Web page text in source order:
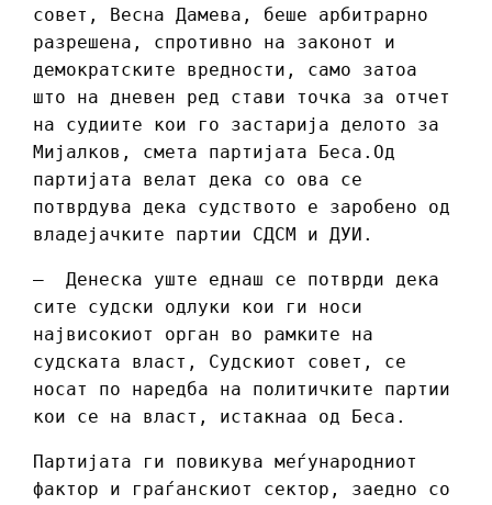
совет, Весна Дамева, беше арбитрарно
разрешена, спротивно на законот и
демократските вредности, само затоа
што на дневен ред стави точка за отчет
на судиите кои го застарија делото за
Мијалков, смета партијата Беса.Од
партијата велат дека со ова се
потврдува дека судството е заробено од
владејачките партии СДСМ и ДУИ.
– Денеска уште еднаш се потврди дека
сите судски одлуки кои ги носи
највисокиот орган во рамките на
судската власт, Судскиот совет, се
носат по наредба на политичките партии
кои се на власт, истакнаа од Беса.
Партијата ги повикува меѓународниот
фактор и граѓанскиот сектор, заедно со